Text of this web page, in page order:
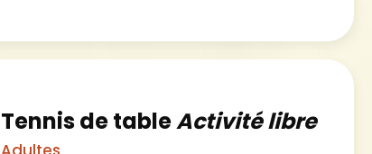
Tennis de tableActivité libre